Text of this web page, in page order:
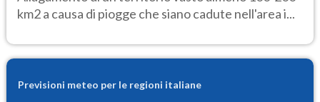
km2 a causa di piogge che siano cadute nell'area i...
Previsioni meteo per le regioni italiane